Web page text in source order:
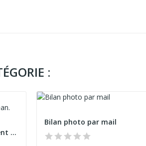
:
Nettoyage et fleurissement de tombe
Bilan photo par mail